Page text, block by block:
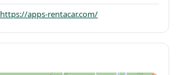
https://apps-rentacar.com/